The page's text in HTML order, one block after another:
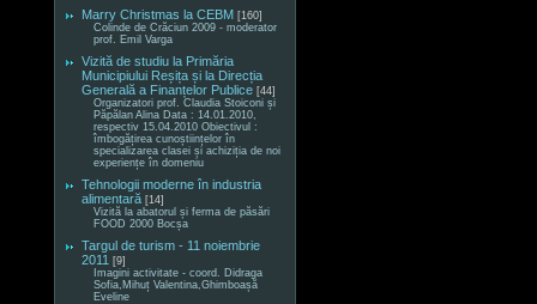
Marry Christmas la CEBM [160]
Colinde de Crăciun 2009 - moderator
prof. Emil Varga
Vizită de studiu la Primăria
Municipiului Reșița și la Direcția
Generală a Finanțelor Publice [44]
Organizatori prof. Claudia Stoiconi și
Păpălan Alina Data : 14.01.2010,
respectiv 15.04.2010 Obiectivul :
îmbogățirea cunoștiințelor în
specializarea clasei și achiziția de noi
experiențe în domeniu
Tehnologii moderne în industria
alimentară [14]
Vizită la abatorul și ferma de păsări
FOOD 2000 Bocșa
Targul de turism - 11 noiembrie
2011 [9]
Imagini activitate - coord. Didraga
Sofia,Mihuț Valentina,Ghimboașă
Eveline